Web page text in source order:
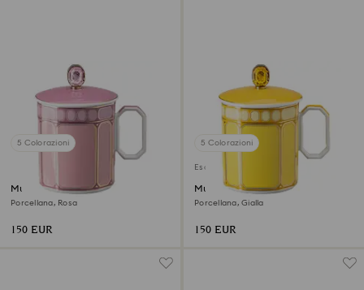
5 Colorazioni
Mug con coperchio Signum
Porcellana, Rosa
150 EUR
5 Colorazioni
Esaurito
Mug con coperchio Signum
Porcellana, Gialla
150 EUR